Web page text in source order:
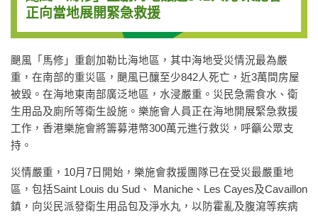
正向當地展開緊急救援
颶風「馬修」重創加勒比海地區，其中海地受災情況最為嚴
重，在南部的重災區，颶風已釀至少842人死亡，近3萬間房屋
被毀。在海地東南部廣泛地區，水浸嚴重。災民急需食水、衛
生用品及廁所等衛生設施。樂施會人員正在海地開展緊急救援
工作，香港樂施會將籌募港幣300萬元進行救災，呼籲公眾支
持。
災情嚴重，10月7日開始，樂施會救援團隊已在受災最嚴重地
區，包括Saint Louis du Sud、 Maniche、Les Cayes及Cavaillon
鎮，向災民派發衛生用品包及淨水丸，以防霍亂及腹瀉等疾病